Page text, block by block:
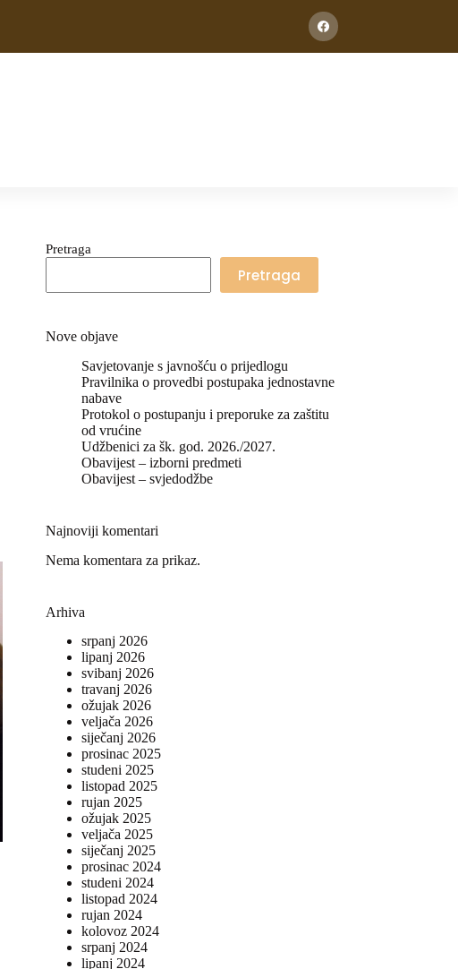
Pretraga
Pretraga
Nove objave
Savjetovanje s javnošću o prijedlogu
Pravilnika o provedbi postupaka jednostavne
nabave
Protokol o postupanju i preporuke za zaštitu
od vrućine
Udžbenici za šk. god. 2026./2027.
Obavijest – izborni predmeti
Obavijest – svjedodžbe
Najnoviji komentari
Nema komentara za prikaz.
Arhiva
srpanj 2026
lipanj 2026
svibanj 2026
travanj 2026
ožujak 2026
veljača 2026
siječanj 2026
prosinac 2025
studeni 2025
listopad 2025
rujan 2025
ožujak 2025
veljača 2025
siječanj 2025
prosinac 2024
studeni 2024
listopad 2024
rujan 2024
kolovoz 2024
srpanj 2024
lipanj 2024